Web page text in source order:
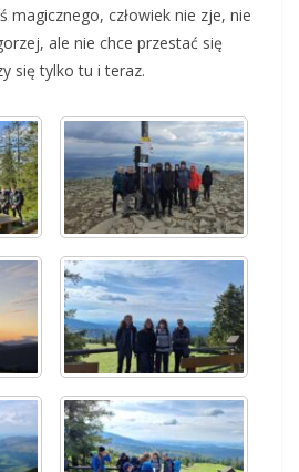
magicznego, człowiek nie zje, nie
ale nie chce przestać się
się tylko tu i teraz.